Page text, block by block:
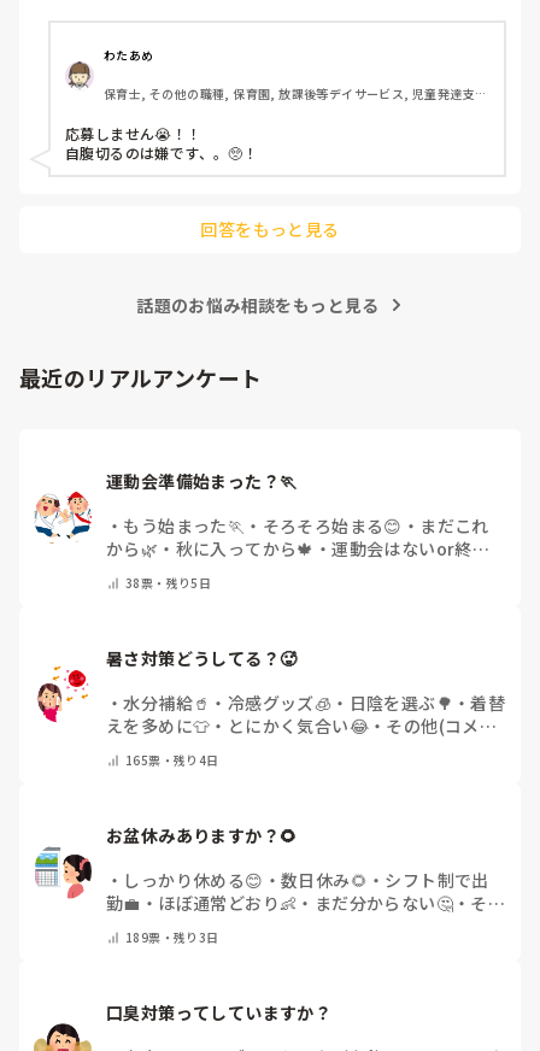
わたあめ
保育士, その他の職種, 保育園, 放課後等デイサービス, 児童発達支援
応募しません😭！！
自腹切るのは嫌です、。🥺！
回答をもっと見る
話題のお悩み相談をもっと見る
最近のリアルアンケート
運動会準備始まった？🏃
・ もう始まった🏃 ・ そろそろ始まる😊 ・ まだこれ
から🌿 ・ 秋に入ってから🍁 ・運動会はないor終わ
38票・ 残り5日
暑さ対策どうしてる？🥵
・水分補給🥤 ・ 冷感グッズ🧊 ・ 日陰を選ぶ🌳 ・着替
えを多めに👕 ・ とにかく気合い😂・ その他(コメン
165票・残り4日
お盆休みありますか？🌻
・ しっかり休める😊 ・ 数日休み🌻 ・ シフト制で出
勤💼 ・ ほぼ通常どおり👶 ・ まだ分からない🤔・ その
189票・残り3日
口臭対策ってしていますか？